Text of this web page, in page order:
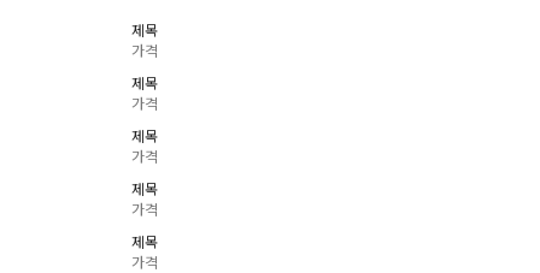
제목
가격
제목
가격
제목
가격
제목
가격
제목
가격